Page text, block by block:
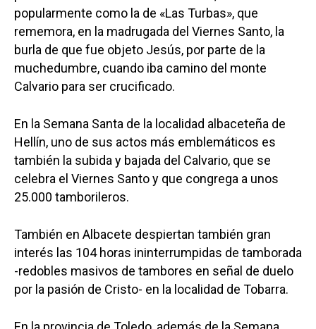
popularmente como la de «Las Turbas», que
rememora, en la madrugada del Viernes Santo, la
burla de que fue objeto Jesús, por parte de la
muchedumbre, cuando iba camino del monte
Calvario para ser crucificado.
En la Semana Santa de la localidad albaceteña de
Hellín, uno de sus actos más emblemáticos es
también la subida y bajada del Calvario, que se
celebra el Viernes Santo y que congrega a unos
25.000 tamborileros.
También en Albacete despiertan también gran
interés las 104 horas ininterrumpidas de tamborada
-redobles masivos de tambores en señal de duelo
por la pasión de Cristo- en la localidad de Tobarra.